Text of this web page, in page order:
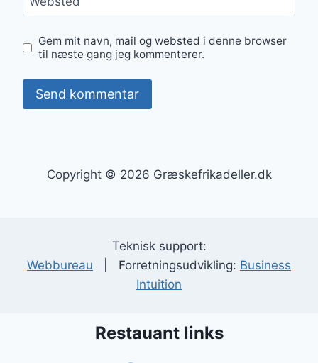
Gem mit navn, mail og websted i denne browser
til næste gang jeg kommenterer.
Copyright © 2026 Græskefrikadeller.dk
Teknisk support:
Webbureau | Forretningsudvikling: Business
Intuition
Restauant links